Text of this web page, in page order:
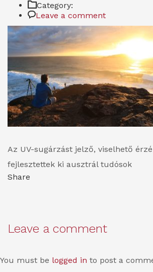
Category:
Leave a comment
Az UV-sugárzást jelző, viselhető
fejlesztettek ki ausztrál tudósok
Share
Leave a comment
You must be logged in to post a